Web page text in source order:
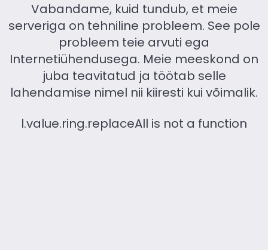
Vabandame, kuid tundub, et meie
serveriga on tehniline probleem. See pole
probleem teie arvuti ega
Internetiühendusega. Meie meeskond on
juba teavitatud ja töötab selle
lahendamise nimel nii kiiresti kui võimalik.
l.value.ring.replaceAll is not a function